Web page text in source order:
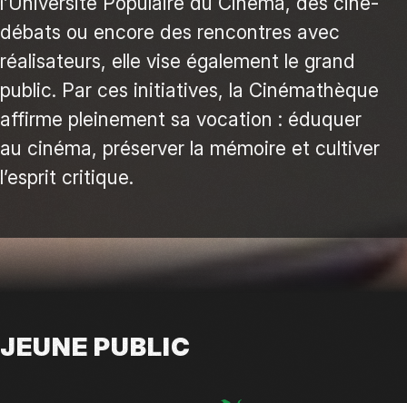
débats ou encore des rencontres avec
réalisateurs, elle vise également le grand
public. Par ces initiatives, la Cinémathèque
affirme pleinement sa vocation : éduquer
au cinéma, préserver la mémoire et cultiver
l’esprit critique.
JEUNE PUBLIC